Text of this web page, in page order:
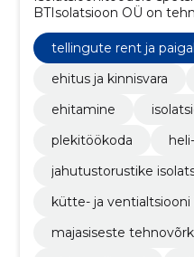
BTIsolatsioon OÜ on
asjatundja alustades
tellingute rent ja
ehitus ja kinnisvara
ehitamine
plekitöökoda
jahutustorustike
kütte- ja ventialtsiooni
majasiseste